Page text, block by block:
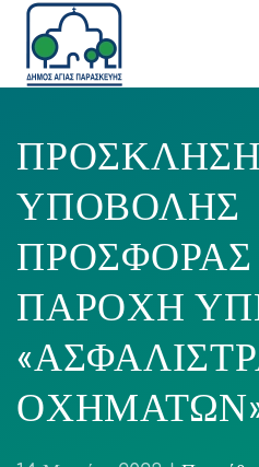
ΠΡΟΣΚΛΗΣΗ
ΥΠΟΒΟΛΗΣ
ΠΡΟΣΦΟΡΑΣ
ΠΑΡΟΧΗ